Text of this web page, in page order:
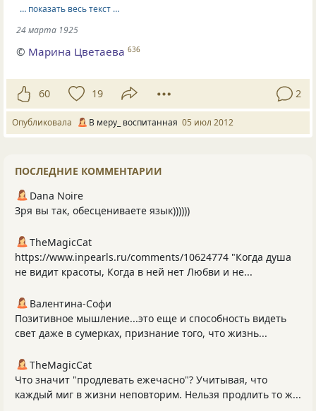
… показать весь текст …
24 марта 1925
© Марина Цветаева 636
60 19 2
Опубликовала В меру_ воспитанная 05 июл 2012
ПОСЛЕДНИЕ КОММЕНТАРИИ
Dana Noire
Зря вы так, обесцениваете язык))))))
TheMagicCat
https://www.inpearls.ru/comments/10624774 "Когда душа
не видит красоты, Когда в ней нет Любви и не...
Валентина-Софи
Позитивное мышление...это еще и способность видеть
свет даже в сумерках, признание того, что жизнь...
TheMagicCat
Что значит "продлевать ежечасно"? Учитывая, что
каждый миг в жизни неповторим. Нельзя продлить то ж...